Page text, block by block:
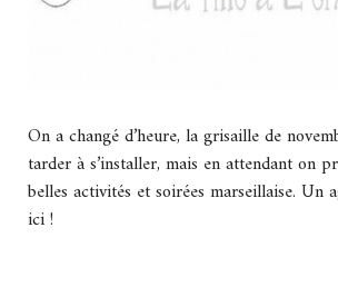
On a changé d’heure, la grisaille de
tarder à s’installer, mais en attendant on
belles activités et soirées marseillaise. Un
ici !